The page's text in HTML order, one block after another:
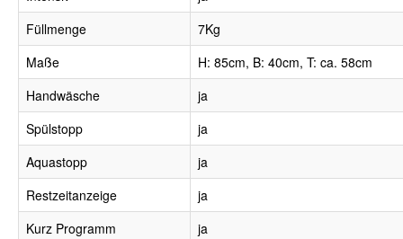
Füllmenge
7Kg
Maße
H: 85cm, B: 40cm, T: ca. 58cm
Handwäsche
ja
Spülstopp
ja
Aquastopp
ja
Restzeitanzeige
ja
Kurz Programm
ja